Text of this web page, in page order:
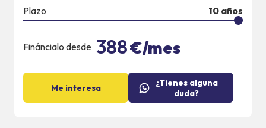
Plazo 10 años
Fináncialo desde 388€/mes
Me interesa
¿Tienes alguna
duda?